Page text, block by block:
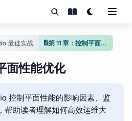
最佳实战 第 11 章：控制平面性能优化
面性能优化
控制平面性能的影响因素、监
帮助读者理解如何高效运维大